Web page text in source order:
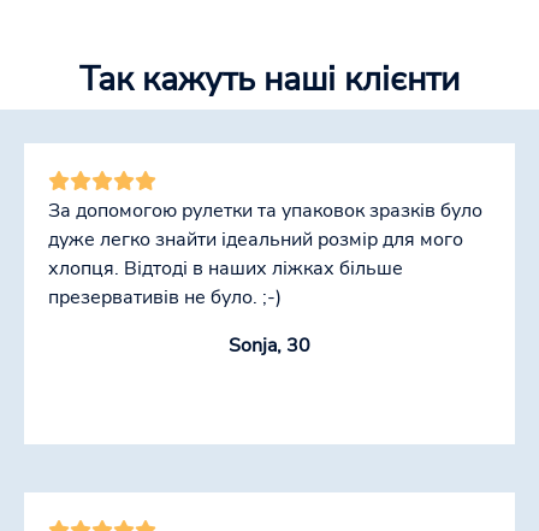
Так кажуть наші клієнти
За допомогою рулетки та упаковок зразків було
дуже легко знайти ідеальний розмір для мого
хлопця. Відтоді в наших ліжках більше
презервативів не було. ;-)
Sonja, 30